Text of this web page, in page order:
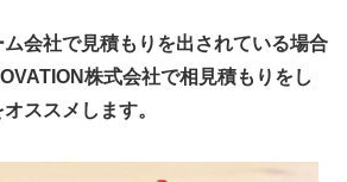
会社で見積もりを出されている場合
株式会社で相見積もりをし
ススメします。